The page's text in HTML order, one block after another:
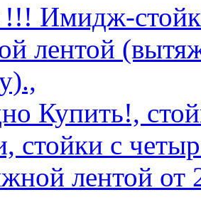
!!! Имидж-
лентой
Купить!,
стойки с
лентой от